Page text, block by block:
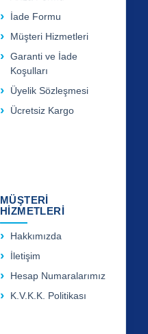
İade Formu
Müşteri Hizmetleri
Garanti ve İade
Koşulları
Üyelik Sözleşmesi
Ücretsiz Kargo
MÜŞTERİ
HİZMETLERİ
Hakkımızda
İletişim
Hesap Numaralarımız
K.V.K.K. Politikası